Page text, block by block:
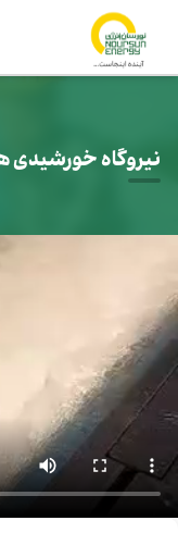
نیروگاه خورشیدی هیبرید 8